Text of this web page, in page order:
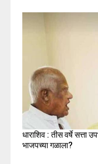
धाराशिव : तीस वर्षे सत्ता
भाजपच्या गळाला?